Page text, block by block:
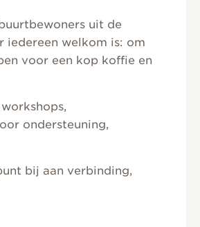
uit de
iedereen welkom is: om
voor een kop koffie en
ondersteuning,
bij aan verbinding,